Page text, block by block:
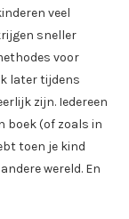
veel
sneller
voor
later tijdens
zijn. Iedereen
boek (of zoals in
toen je kind
wereld. En